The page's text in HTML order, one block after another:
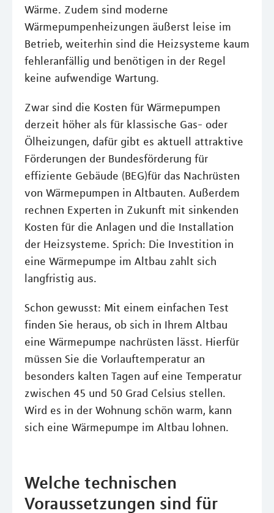
Wärme. Zudem sind moderne
Wärmepumpenheizungen äußerst leise im
Betrieb, weiterhin sind die Heizsysteme kaum
fehleranfällig und benötigen in der Regel
keine aufwendige Wartung.
Zwar sind die Kosten für Wärmepumpen
derzeit höher als für klassische Gas- oder
Ölheizungen, dafür gibt es aktuell attraktive
Förderungen der Bundesförderung für
effiziente Gebäude (BEG)für das Nachrüsten
von Wärmepumpen in Altbauten. Außerdem
rechnen Experten in Zukunft mit sinkenden
Kosten für die Anlagen und die Installation
der Heizsysteme. Sprich: Die Investition in
eine Wärmepumpe im Altbau zahlt sich
langfristig aus.
Schon gewusst: Mit einem einfachen Test
finden Sie heraus, ob sich in Ihrem Altbau
eine Wärmepumpe nachrüsten lässt. Hierfür
müssen Sie die Vorlauftemperatur an
besonders kalten Tagen auf eine Temperatur
zwischen 45 und 50 Grad Celsius stellen.
Wird es in der Wohnung schön warm, kann
sich eine Wärmepumpe im Altbau lohnen.
Welche technischen
Voraussetzungen sind für